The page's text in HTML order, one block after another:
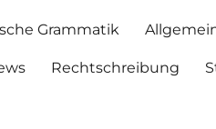
Grammatik
Rechtschreibung